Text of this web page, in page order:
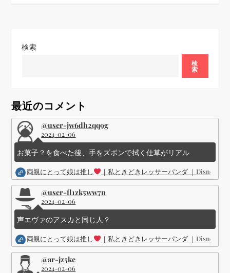
ー
ン
検索
検
索
最近のコメント
@user-jw6dh2qq9g
2024-02-06
お菓子？を食べた後、手をズボンで拭く仕草がリアル
両親にとって娘は推し ｜私ときどきレッサーパンダ ｜Disney (
@user-fl1zk5ww7n
2024-02-06
声エヴァのアスカと同じ人？
両親にとって娘は推し ｜私ときどきレッサーパンダ ｜Disney (
@ar-jz5kc
2024-02-06